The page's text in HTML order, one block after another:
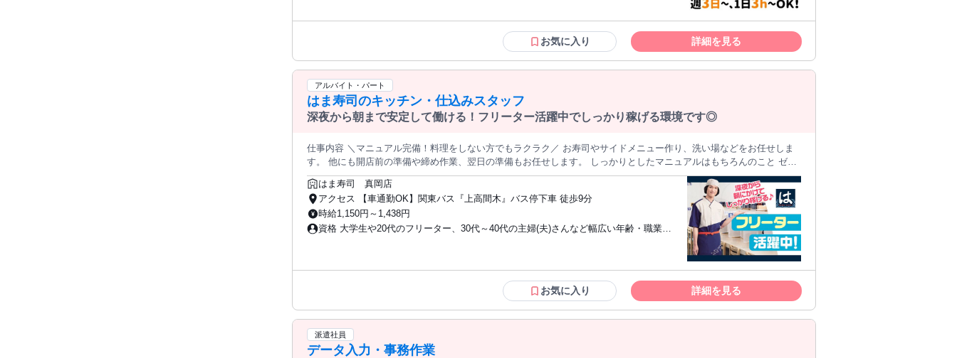
お気に入り 詳細を見る
アルバイト・パート
はま寿司のキッチン・仕込みスタッフ
深夜から朝まで安定して働ける！フリーター活躍中でしっかり稼げる環境です◎
仕事内容 ＼マニュアル完備！料理をしない方でもラクラク／ お寿司やサイドメニュー作り、洗い場などをお任せしま
す。 他にも開店前の準備や締め作業、翌日の準備もお任せします。 しっかりとしたマニュアルはもちろんのこと ゼロ
から丁寧にサポートします！ 気付けば一人立ち出来る方がほとんどです。 お客様と会話することはほとんどないの
で、 人見知りの方でも楽しめるお仕事です！ ＊誰でもできる寿司作り 注文が入ったらシャリにネタをのせてレーンへ
流す作業を主にお願いします！ 難しい技術は不要です。 ＊簡単なサイドメニュー調理 ラーメン・うどん・唐揚げ・ 味
噌汁などを作ります。 カットや温めがメインで、 難しい作業はありません！ シンプルなお仕事です◎ ＊包丁スキルを
活かせる切付 まぐろなどの鮮魚をブロックや柵からをネタサイズにカット。 包丁を使える方なら、 すぐに活躍できま
ン。 ゼンショーグループの一員として、 安定した基盤のもと新鮮でおいしいお寿司を 気軽に楽しめるお店づくりを行
っています。 マニュアルや研修が充実しているため 飲食店未経験の方でも安心してスタート可能です。
はま寿司 真岡店
アクセス 【車通勤OK】関東バス『上高間木』バス停下車 徒歩9分
時給1,150円～1,438円
資格 大学生や20代のフリーター、30代～40代の主婦(夫)さんなど幅広い年齢・職業の
といった方でも安心して働けますよ。 パート、アルバイト、正社員などこれまでの経
歴も一切不問！ コンビニ・事務・清掃・工場での軽作業など別の業界から転職した初
どの飲食店での接客・調理(キッチン)・洗い場(皿洗い)などの経験者は大歓迎！
お気に入り 詳細を見る
派遣社員
データ入力・事務作業